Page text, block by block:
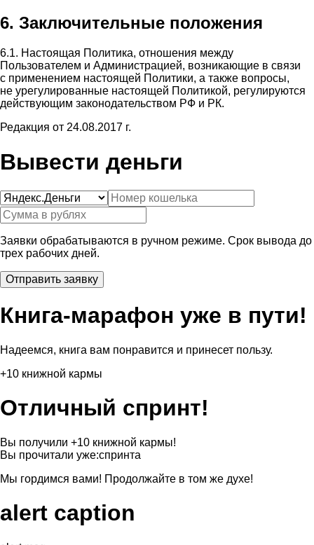
6. Заключительные положения
6.1. Настоящая Политика, отношения между
Пользователем и Администрацией, возникающие в связи
с применением настоящей Политики, а также вопросы,
не урегулированные настоящей Политикой, регулируются
действующим законодательством РФ и РК.
Редакция от 24.08.2017 г.
Вывести деньги
Заявки обрабатываются в ручном режиме. Срок вывода до
трех рабочих дней.
Книга-марафон уже в пути!
Надеемся, книга вам понравится и принесет пользу.
+10 книжной кармы
Отличный спринт!
Вы получили +10 книжной кармы!
Вы прочитали уже:спринта
Мы гордимся вами! Продолжайте в том же духе!
alert caption